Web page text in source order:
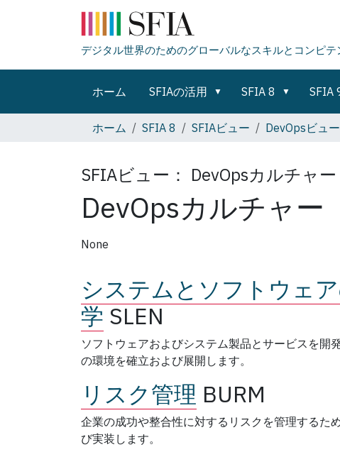
デジタル世界のためのグローバルなスキルとコンピ
ホーム SFIAの活用 SFIA 8 SFIA
ホーム SFIA 8 SFIAビュー DevOpsビュー
SFIAビュー： DevOpsカルチャー
DevOpsカルチャー
None
システムとソフトウェ
学 SLEN
ソフトウェアおよびシステム製品とサービスを開
の環境を確立および展開します。
リスク管理 BURM
企業の成功や整合性に対するリスクを管理するた
び実装します。